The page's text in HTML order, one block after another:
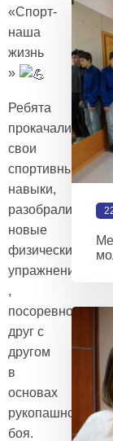
«Спорт-
наша
жизнь
»
Ребята
прокачали
свои
спортивные
навыки,
разобрали
новые
физические
упражнения
,
друг с
другом
в
основах
рукопашного
боя.